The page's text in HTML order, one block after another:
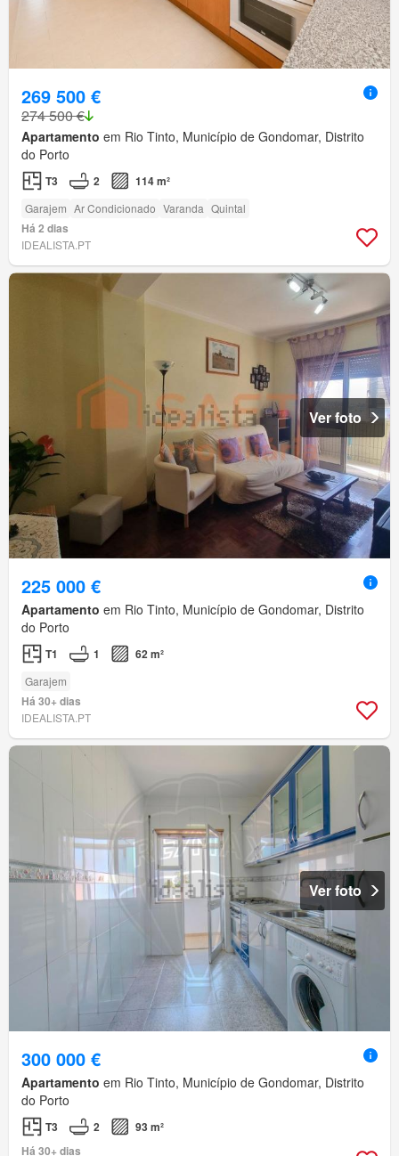
269 500 €
274 500 €
Apartamento em Rio Tinto, Município de Gondomar, Distrito
do Porto
T3 2 114 m²
Garajem Ar Condicionado Varanda Quintal
Há 2 dias
IDEALISTA.PT
Ver foto
225 000 €
Apartamento em Rio Tinto, Município de Gondomar, Distrito
do Porto
T1 1 62 m²
Garajem
Há 30+ dias
IDEALISTA.PT
Ver foto
300 000 €
Apartamento em Rio Tinto, Município de Gondomar, Distrito
do Porto
T3 2
93 m²
Há 30+ dias